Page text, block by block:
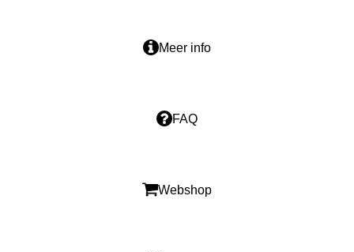
Meer info
FAQ
Webshop